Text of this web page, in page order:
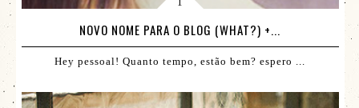
NOVO NOME PARA O BLOG (WHAT?) +...
Hey pessoal! Quanto tempo, estão bem? espero ...